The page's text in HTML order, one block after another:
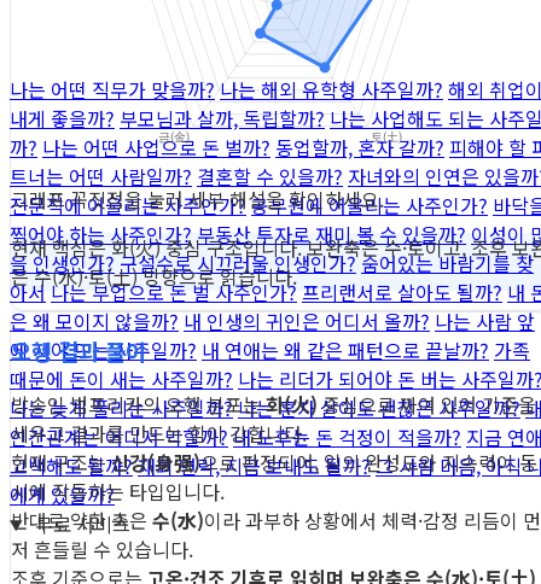
나는 어떤 직무가 맞을까? 나는 해외 유학형 사주일까? 해외 취업
내게 좋을까? 부모님과 살까, 독립할까?나는 사업해도 되는 사주
까? 나는 어떤 사업으로 돈 벌까? 동업할까, 혼자 갈까? 피해야 할
트너는 어떤 사람일까? 결혼할 수 있을까? 자녀와의 인연은 있을
전문직에 어울리는 사주인가? 공무원에 어울리는 사주인가? 바닥
찍어야 하는 사주인가? 부동산 투자로 재미 볼 수 있을까? 이성이
을 인생인가?구설수로 시끄러울 인생인가? 숨어있는 바람기를 찾
아서 나는 부업으로 돈 벌 사주인가?프리랜서로 살아도 될까? 내
은 왜 모이지 않을까?내 인생의 귀인은 어디서 올까?나는 사람 앞
에 서야 뜨는 사주일까? 내 연애는 왜 같은 패턴으로 끝날까? 가족
때문에 돈이 새는 사주일까? 나는 리더가 되어야 돈 버는 사주일까
나는 늦게 풀리는 사주일까?나는 혼자 살아도 괜찮은 사주일까?
인간관계는 어디서 막힐까? 내 노후는 돈 걱정이 적을까? 지금 연
고백해도 될까?재회 연락, 지금 보내도 될까?그 사람 마음, 아직
에게 있을까?
무료 서비스
그래프 꼭짓점을 눌러 세부 해설을 확인하세요.
현재 핵심은 화(火) 중심 구조입니다. 보완축은 수·토이고, 조후 보
은 수(水)·토(土) 방향으로 읽습니다.
오행 결과 풀이
방송인 범프리카의 오행 분포는화(火)중심으로 짜여 있어 기준을
세우고 결과를 만드는 힘이 강합니다.
현재 구조는신강(身强)으로 판정되어, 일의 완성도와 지속력이 동
시에 작동하는 타입입니다.
반대로 약한 축은 수(水)이라 과부하 상황에서 체력·감정 리듬이 먼
저 흔들릴 수 있습니다.
조후 기준으로는 고온·건조 기후로 읽히며 보완축은 수(水)·토(土)